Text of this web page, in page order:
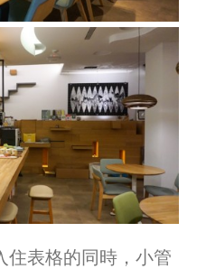
住表格的同時，小管